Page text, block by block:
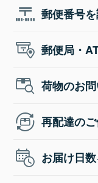
郵便番号
郵便局・
荷物のお
再配達の
お届け日